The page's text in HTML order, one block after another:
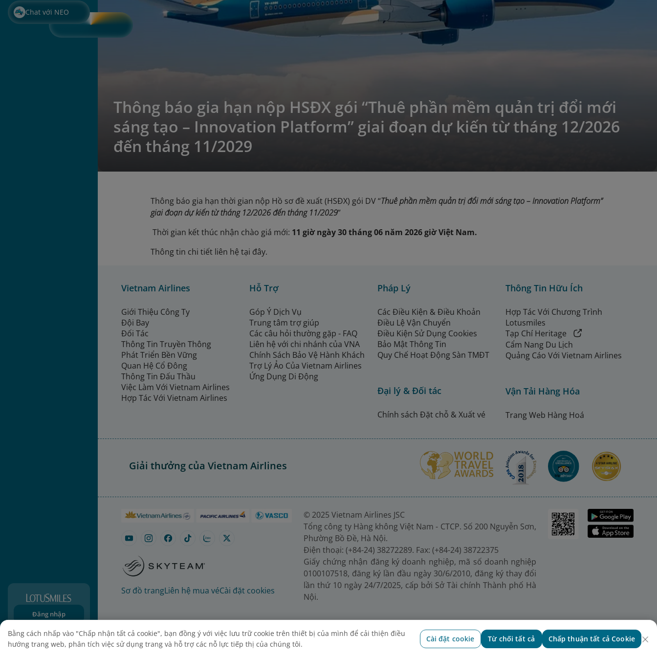
Chat với NEO
Đăng nhập
Đăng ký
Thông báo gia hạn nộp HSĐX gói “Thuê phần mềm quản trị đổi mới
sáng tạo – Innovation Platform” giai đoạn dự kiến từ tháng 12/2026
đến tháng 11/2029
Thông báo gia hạn thời gian nộp Hồ sơ đề xuất (HSĐX) gói DV “Thuê phần mềm quản trị đổi mới sáng tạo – Innovation Platform”
giai đoạn dự kiến từ tháng 12/2026 đến tháng 11/2029”
Thời gian kết thúc nhận chào giá mới: 11 giờ ngày 30 tháng 06 năm 2026 giờ Việt Nam.
Thông tin chi tiết liên hệ tại đây.
Vietnam Airlines
Giới Thiệu Công Ty
Đội Bay
Đối Tác
Thông Tin Truyền Thông
Phát Triển Bền Vững
Quan Hệ Cổ Đông
Thông Tin Đấu Thầu
Việc Làm Với Vietnam Airlines
Hợp Tác Với Vietnam Airlines
Hỗ Trợ
Góp Ý Dịch Vụ
Trung tâm trợ giúp
Các câu hỏi thường gặp - FAQ
Liên hệ với chi nhánh của VNA
Chính Sách Bảo Vệ Hành Khách
Trợ Lý Ảo Của Vietnam Airlines
Ứng Dụng Di Động
Pháp Lý
Các Điều Kiện & Điều Khoản
Điều Lệ Vận Chuyển
Điều Kiện Sử Dụng Cookies
Bảo Mật Thông Tin
Quy Chế Hoạt Động Sàn TMĐT
Đại lý & Đối tác
Chính sách Đặt chỗ & Xuất vé
Thông Tin Hữu Ích
Hợp Tác Với Chương Trình
Lotusmiles
Tạp Chí Heritage
Cẩm Nang Du Lịch
Quảng Cáo Với Vietnam Airlines
Vận Tải Hàng Hóa
Trang Web Hàng Hoá
Giải thưởng của Vietnam Airlines
Sơ đồ trangLiên hệ mua véCài đặt cookies
© 2025 Vietnam Airlines JSC
Tổng công ty Hàng không Việt Nam - CTCP. Số 200 Nguyễn Sơn,
Phường Bồ Đề, Hà Nội.
Điện thoại: (+84-24) 38272289. Fax: (+84-24) 38722375
Giấy chứng nhận đăng ký doanh nghiệp, mã số doanh nghiệp
0100107518, đăng ký lần đầu ngày 30/6/2010, đăng ký thay đổi
lần thứ 10 ngày 24/7/2025, cấp bởi Sở Tài chính Thành phố Hà
Nội.
Bằng cách nhấp vào "Chấp nhận tất cả cookie", bạn đồng ý với việc lưu trữ cookie trên thiết bị của mình để cải thiện điều
hướng trang web, phân tích việc sử dụng trang và hỗ trợ các nỗ lực tiếp thị của chúng tôi.
Cài đặt cookie Từ chối tất cả Chấp thuận tất cả Cookie